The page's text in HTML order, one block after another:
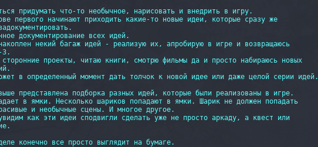
придумать что-то необычное, нарисовать и внедрить в игру.
первого начинают приходить какие-то новые идеи, которые сразу же
документирование всех идей.
некий багаж идей - реализую их, апробирую в игре и возвращаюсь
3.
проекты, читаю книги, смотрю фильмы да и просто набираюсь новых
в определенный момент дать толчок к новой идее или даже целой серии идей.
представлена подборка разных идей, которые были реализованы в игре.
в ямки. Несколько шариков попадают в ямки. Шарик не должен попадать
и необычные сцены. И многое другое.
как эти идеи сподвигли сделать уже не просто аркаду, а квест или
конечно все просто выглядит на бумаге.